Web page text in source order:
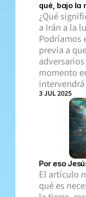
qué, bajo la
¿Qué
a Irán a la
Podríamos
previa a
momento
3 JUL 2025
Por eso
El artículo
qué es